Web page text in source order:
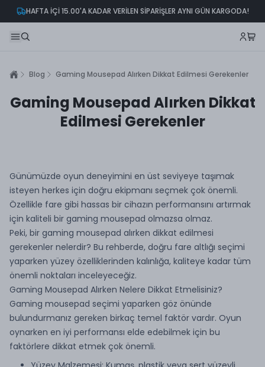
HAFTA İÇİ 15.00'A KADAR VERİLEN SİPARİŞLER AYNI GÜN KARGODA!
Blog Gaming Mousepad Alırken Dikkat Edilmesi Gerekenler
Gaming Mousepad Alırken Dikkat
Edilmesi Gerekenler
Günümüzde oyun deneyimini en üst seviyeye taşımak
isteyen herkes için doğru ekipmanı seçmek çok önemli.
Özellikle fare gibi hassas bir cihazın performansını artırmak
için kaliteli bir gaming mousepad olmazsa olmaz.
Peki, bir gaming mousepad alırken dikkat edilmesi
gerekenler nelerdir? Bu rehberde, doğru fare altlığı seçimi
yaparken yüzey özelliklerinden kalınlığa, kaliteye kadar tüm
önemli noktaları inceleyeceğiz.
Gaming Mousepad Alırken Nelere Dikkat Etmelisiniz?
Gaming mousepad seçimi yaparken göz önünde
bulundurmanız gereken birkaç temel faktör vardır. Oyun
oynarken en iyi performansı elde edebilmek için bu
faktörlere dikkat etmek çok önemli.